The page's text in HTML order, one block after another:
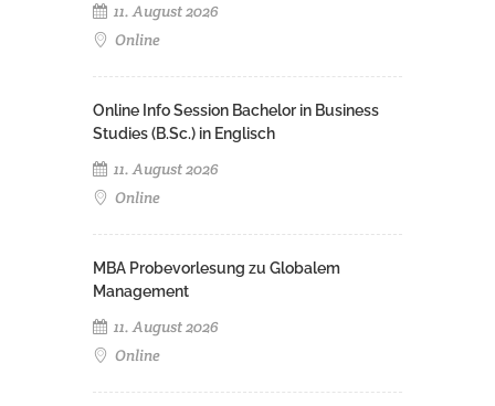
11. August 2026
Online
Online Info Session Bachelor in Business
Studies (B.Sc.) in Englisch
11. August 2026
Online
MBA Probevorlesung zu Globalem
Management
11. August 2026
Online